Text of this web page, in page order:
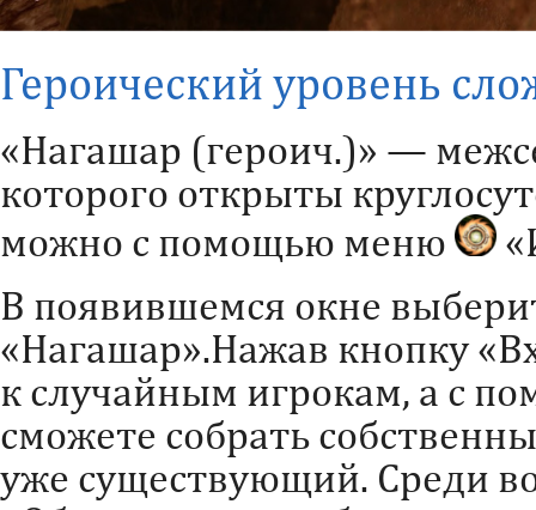
Героический уровень
«Нагашар (героич.)» —
которого открыты
можно с помощью меню
В появившемся окне
«Нагашар».Нажав кнопку
к случайным игрокам, а с
сможете собрать
уже существующий. Среди